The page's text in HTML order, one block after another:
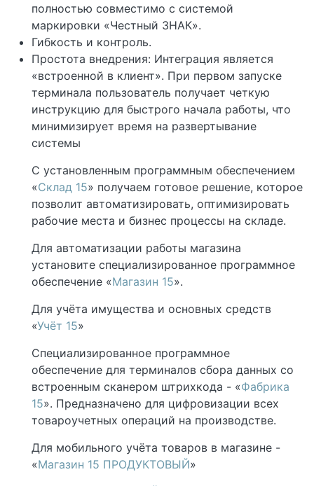
полностью совместимо с системой
маркировки «Честный ЗНАК».
Гибкость и контроль.
Простота внедрения: Интеграция является
«встроенной в клиент». При первом запуске
терминала пользователь получает четкую
инструкцию для быстрого начала работы, что
минимизирует время на развертывание
системы
С установленным программным обеспечением
«Склад 15» получаем готовое решение, которое
позволит автоматизировать, оптимизировать
рабочие места и бизнес процессы на складе.
Для автоматизации работы магазина
установите специализированное программное
обеспечение «Магазин 15».
Для учёта имущества и основных средств
«Учёт 15»
Специализированное программное
обеспечение для терминалов сбора данных со
встроенным сканером штрихкода - «Фабрика
15». Предназначено для цифровизации всех
товароучетных операций на производстве.
Для мобильного учёта товаров в магазине -
«Магазин 15 ПРОДУКТОВЫЙ»